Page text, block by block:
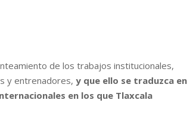
de los trabajos institucionales,
y entrenadores, y que ello se traduzca en
en los que Tlaxcala